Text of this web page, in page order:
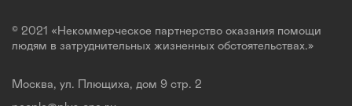
© 2021 «Некоммерческое партнерство оказания помощи
людям в затруднительных жизненных обстоятельствах.»
Москва, ул. Плющиха, дом 9 стр. 2